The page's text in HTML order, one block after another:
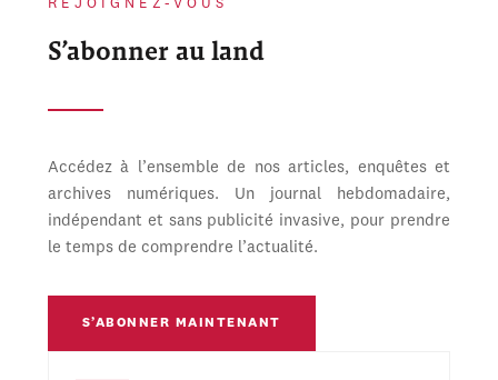
REJOIGNEZ-VOUS
S’abonner au land
Accédez à l’ensemble de nos articles, enquêtes et
archives numériques. Un journal hebdomadaire,
indépendant et sans publicité invasive, pour prendre
le temps de comprendre l’actualité.
S’ABONNER MAINTENANT